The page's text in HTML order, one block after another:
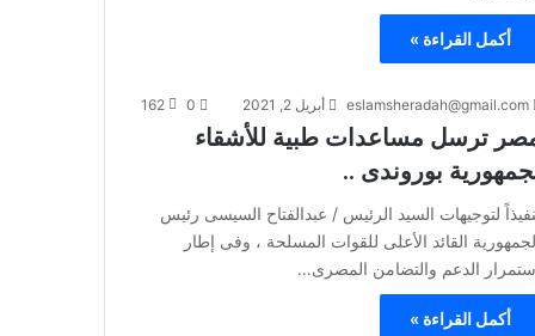
أكمل القراءة »
eslamsheradah@gmail.com أبريل 2, 2021 0
162
ترسل مساعدات طبية للأشقاء
بوروندى ..
لتوجيهات السيد الرئيس / عبدالفتاح السيسى رئيس
القائد الأعلى للقوات المسلحة ، وفى إطار
الدعم والتضامن المصرى…
أكمل القراءة »